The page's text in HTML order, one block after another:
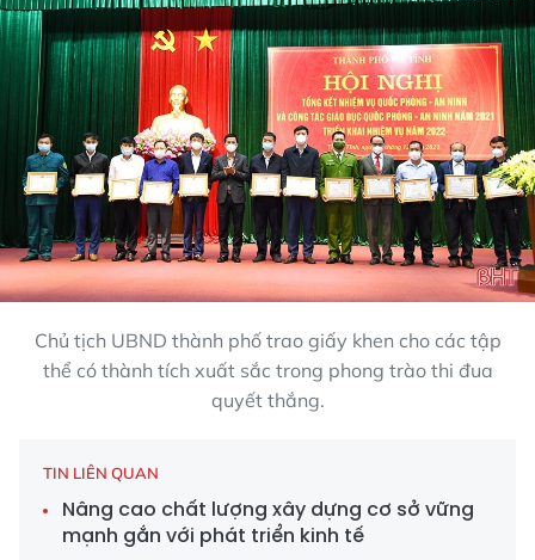
Chủ tịch UBND thành phố trao giấy khen cho các tập
thể có thành tích xuất sắc trong phong trào thi đua
quyết thắng.
TIN LIÊN QUAN
Nâng cao chất lượng xây dựng cơ sở vững
mạnh gắn với phát triển kinh tế